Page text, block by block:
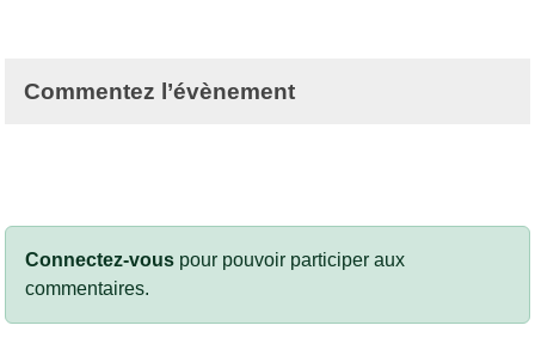
Commentez l’évènement
Connectez-vous pour pouvoir participer aux
commentaires.